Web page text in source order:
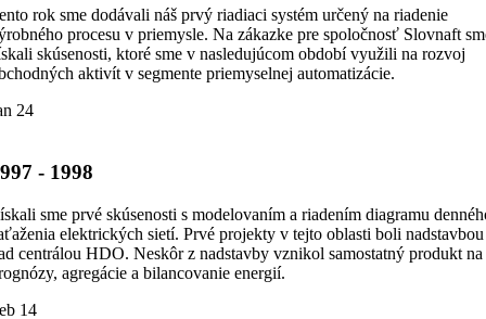
rok sme dodávali náš prvý riadiaci systém určený na riadenie
procesu v priemysle. Na zákazke pre spoločnosť Slovnaft
skúsenosti, ktoré sme v nasledujúcom období využili na rozvoj
aktivít v segmente priemyselnej automatizácie.
24
- 1998
sme prvé skúsenosti s modelovaním a riadením diagramu
elektrických sietí. Prvé projekty v tejto oblasti boli nadstavbou
centrálou HDO. Neskôr z nadstavby vznikol samostatný produkt na
agregácie a bilancovanie energií.
14